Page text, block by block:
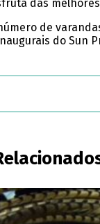
das
de
do Sun